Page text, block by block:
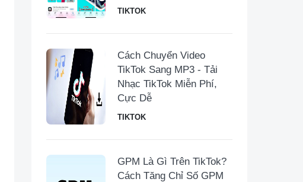
TIKTOK
Cách Chuyển Video
TikTok Sang MP3 - Tải
Nhạc TikTok Miễn Phí,
Cực Dễ
TIKTOK
GPM Là Gì Trên TikTok?
Cách Tăng Chỉ Số GPM